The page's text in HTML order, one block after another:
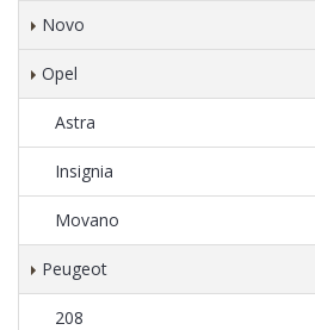
Novo
Opel
Astra
Insignia
Movano
Peugeot
208